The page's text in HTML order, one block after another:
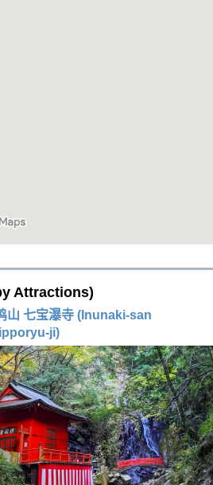
Attractions)
山 七宝瀑寺 (Inunaki-san
ji)